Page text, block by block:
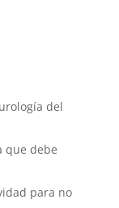
del
que debe
para no